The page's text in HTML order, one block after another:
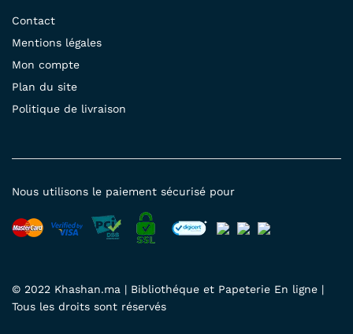
Contact
Mentions légales
Mon compte
Plan du site
Politique de livraison
© 2022 Khashan.ma | Bibliothéque et Papeterie En ligne |
Tous les droits sont réservés
Nous utilisons le paiement sécurisé pour